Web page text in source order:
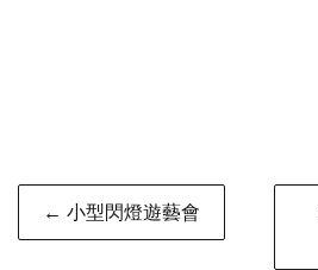
Post
navigation
← 小型閃燈遊藝會